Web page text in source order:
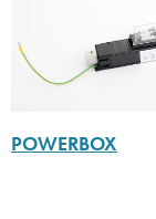
POWERBOX